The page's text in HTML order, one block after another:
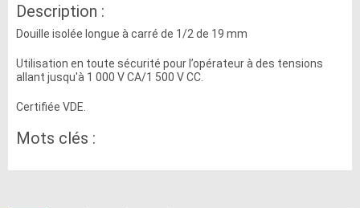
Description :
Douille isolée longue à carré de 1/2 de 19 mm
Utilisation en toute sécurité pour l’opérateur à des tensions
allant jusqu'à 1 000 V CA/1 500 V CC.
Certifiée VDE.
Mots clés :